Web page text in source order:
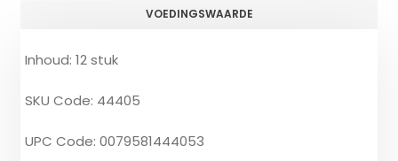
VOEDINGSWAARDE
Inhoud: 12 stuk
SKU Code: 44405
UPC Code: 0079581444053